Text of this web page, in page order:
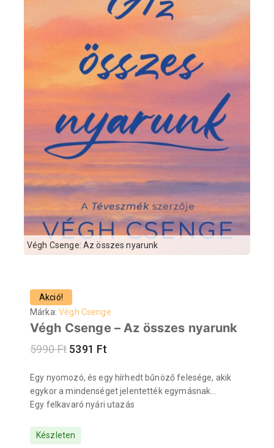
Végh Csenge: Az összes nyarunk
Akció!
Márka:Végh Csenge
Végh Csenge – Az összes nyarunk
5990Ft 5391 Ft
Egy nyomozó, és egy hírhedt bűnöző felesége, akik
egykor a mindenséget jelentették egymásnak…
Egy felkavaró nyári utazás
Készleten